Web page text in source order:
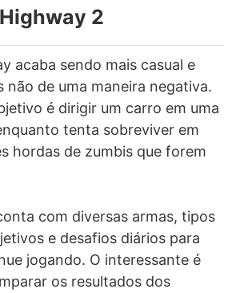
2
acaba sendo mais casual e
não de uma maneira negativa.
é dirigir um carro em uma
tenta sobreviver em
hordas de zumbis que forem
com diversas armas, tipos
e desafios diários para
jogando. O interessante é
os resultados dos